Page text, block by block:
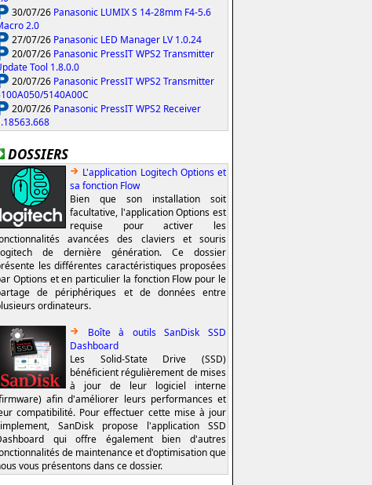
30/07/26 Panasonic LUMIX S 14-28mm F4-5.6
2.0
27/07/26 Panasonic LED Manager LV 1.0.24
20/07/26 Panasonic PressIT WPS2 Transmitter
Tool 1.8.0.0
20/07/26 Panasonic PressIT WPS2 Transmitter
5140A00C
20/07/26 Panasonic PressIT WPS2 Receiver
DOSSIERS
L'application Logitech Options et
sa fonction Flow
Bien que son installation soit
facultative, l'application Options est
requise pour activer les
avancées des claviers et souris
de dernière génération. Ce dossier
les différentes caractéristiques proposées
Options et en particulier la fonction Flow pour le
de périphériques et de données entre
ordinateurs.
Boîte à outils SanDisk SSD
Dashboard
Les Solid-State Drive (SSD)
bénéficient régulièrement de mises
à jour de leur logiciel interne
afin d'améliorer leurs performances et
compatibilité. Pour effectuer cette mise à jour
SanDisk propose l'application SSD
qui offre également bien d'autres
de maintenance et d'optimisation que
vous présentons dans ce dossier.